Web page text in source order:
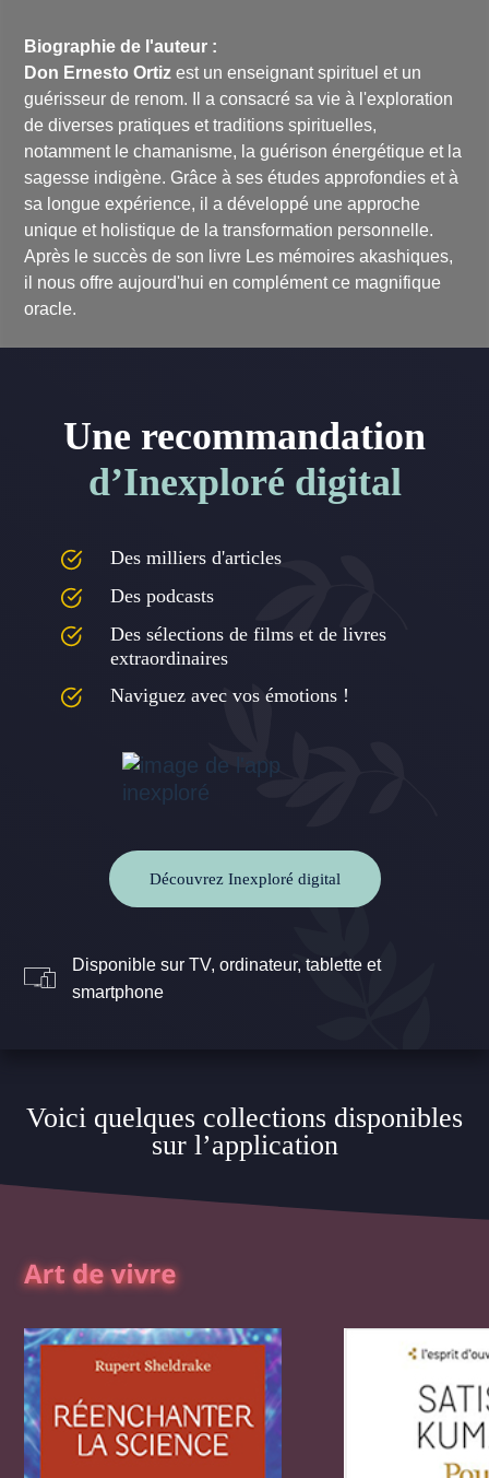
Biographie de l'auteur :
Don Ernesto Ortiz est un enseignant spirituel et un
guérisseur de renom. Il a consacré sa vie à l'exploration
de diverses pratiques et traditions spirituelles,
notamment le chamanisme, la guérison énergétique et la
sagesse indigène. Grâce à ses études approfondies et à
sa longue expérience, il a développé une approche
unique et holistique de la transformation personnelle.
Après le succès de son livre Les mémoires akashiques,
il nous offre aujourd'hui en complément ce magnifique
oracle.
Une recommandation
d’Inexploré digital
Des milliers d'articles
Des podcasts
Des sélections de films et de livres
extraordinaires
Naviguez avec vos émotions !
Découvrez Inexploré digital
Disponible sur TV, ordinateur, tablette et
smartphone
Voici quelques collections disponibles
sur l’application